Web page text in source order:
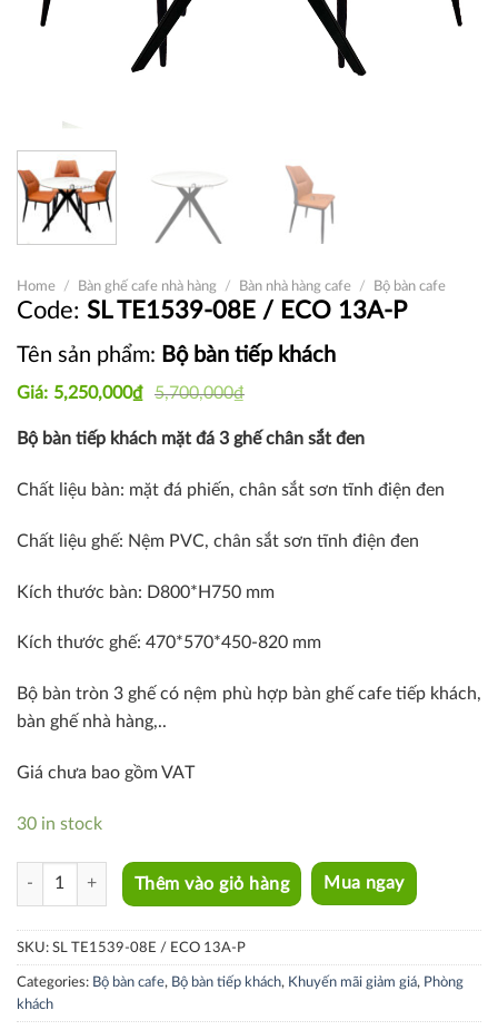
Home / Bàn ghế cafe nhà hàng / Bàn nhà hàng cafe / Bộ bàn cafe
SL TE1539-08E / ECO 13A-P
Tên sản phẩm: Bộ bàn tiếp khách
5,700,000₫
Original
was:
5,700,000₫.
5,250,000₫
Current
is:
5,250,000₫.
Bộ bàn tiếp khách mặt đá 3 ghế chân sắt đen
Chất liệu bàn: mặt đá phiến, chân sắt sơn tĩnh điện đen
Chất liệu ghế: Nệm PVC, chân sắt sơn tĩnh điện đen
Kích thước bàn: D800*H750 mm
Kích thước ghế: 470*570*450-820 mm
Bộ bàn tròn 3 ghế có nệm phù hợp bàn ghế cafe tiếp khách,
bàn ghế nhà hàng,..
Giá chưa bao gồm VAT
30 in stock
SL TE1539-08E / ECO 13A-P quantity
Thêm vào giỏ hàng Mua ngay
SKU: SL TE1539-08E / ECO 13A-P
Categories: Bộ bàn cafe, Bộ bàn tiếp khách, Khuyến mãi giảm giá, Phòng
khách